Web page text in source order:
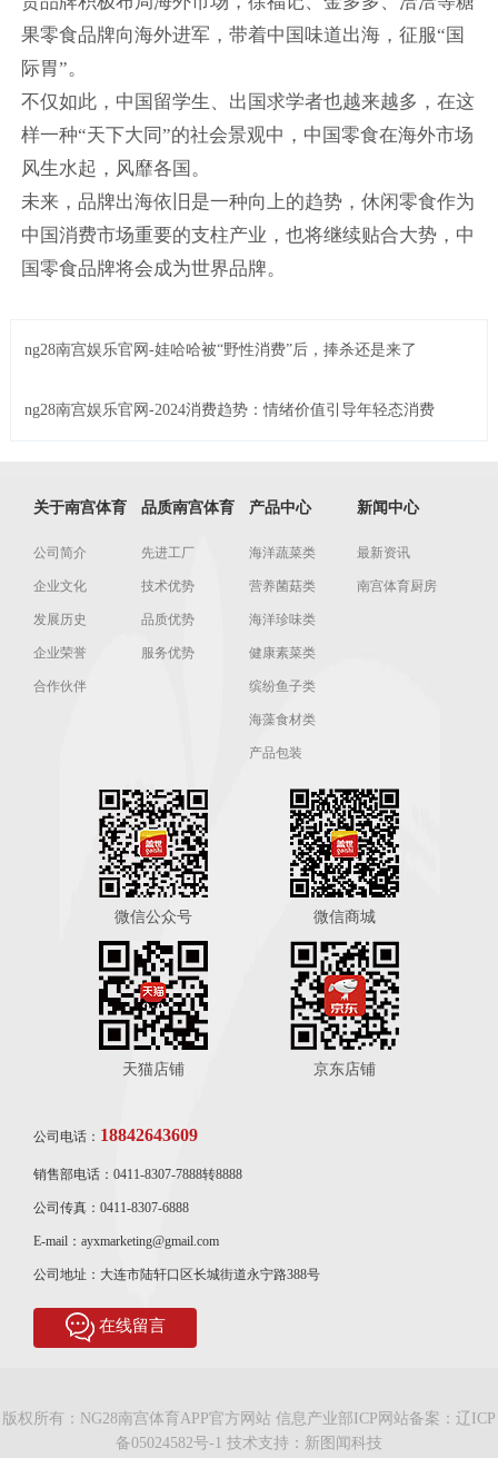
果零食品牌向海外进军，带着中国味道出海，征服“国
际胃”。
不仅如此，中国留学生、出国求学者也越来越多，在这
样一种“天下大同”的社会景观中，中国零食在海外市场
风生水起，风靡各国。
未来，品牌出海依旧是一种向上的趋势，休闲零食作为
中国消费市场重要的支柱产业，也将继续贴合大势，中
国零食品牌将会成为世界品牌。
ng28南宫娱乐官网-娃哈哈被“野性消费”后，捧杀还是来了
ng28南宫娱乐官网-2024消费趋势：情绪价值引导年轻态消费
关于南宫体育
公司简介
企业文化
发展历史
企业荣誉
合作伙伴
品质南宫体育
先进工厂
技术优势
品质优势
服务优势
产品中心
海洋蔬菜类
营养菌菇类
海洋珍味类
健康素菜类
缤纷鱼子类
海藻食材类
产品包装
新闻中心
最新资讯
南宫体育厨房
微信公众号 微信商城
天猫店铺 京东店铺
公司电话： 18842643609
销售部电话：0411-8307-7888转8888
公司传真：0411-8307-6888
E-mail：ayxmarketing@gmail.com
公司地址：大连市陆轩口区长城街道永宁路388号
在线留言
版权所有：NG28南宫体育APP官方网站 信息产业部ICP网站备案： 辽ICP
备05024582号-1 技术支持： 新图闻科技